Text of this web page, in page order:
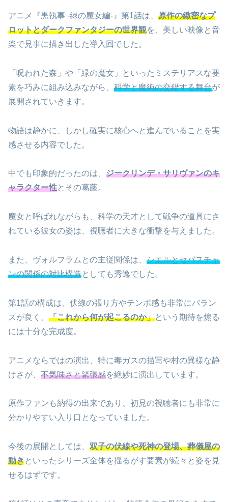
アニメ『黒執事 -緑の魔女編-』第1話は、 原作の緻密なプ
ロットとダークファンタジーの世界観を、美しい映像と音
楽で見事に描き出した導入回でした。
「呪われた森」や「緑の魔女」といったミステリアスな要
素を巧みに組み込みながら、 科学と魔術の交錯する舞台が
展開されていきます。
物語は静かに、しかし確実に核心へと進んでいることを実
感させる内容でした。
中でも印象的だったのは、 ジークリンデ・サリヴァンのキ
ャラクター性とその葛藤。
魔女と呼ばれながらも、科学の天才として戦争の道具にさ
れている彼女の姿は、視聴者に大きな衝撃を与えました。
また、ヴォルフラムとの主従関係は、 シエルとセバスチャ
ンの関係の対比構造としても秀逸でした。
第1話の構成は、伏線の張り方やテンポ感も非常にバラン
スが良く、 「これから何が起こるのか」という期待を煽る
には十分な完成度。
アニメならではの演出、特に毒ガスの描写や村の異様な静
けさが、 不気味さと緊張感を絶妙に演出しています。
原作ファンも納得の出来であり、初見の視聴者にも非常に
分かりやすい入り口となっていました。
今後の展開としては、 双子の伏線や死神の登場、葬儀屋の
動きといったシリーズ全体を揺るがす要素が続々と姿を見
せるはずです。